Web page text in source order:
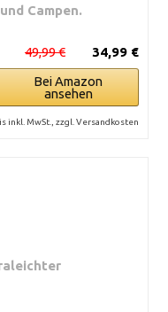
Campen.
34,99 €
49,99 €
Bei Amazon
ansehen
inkl. MwSt., zzgl. Versandkosten